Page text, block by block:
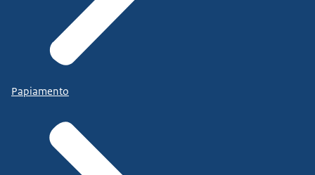
Papiamento